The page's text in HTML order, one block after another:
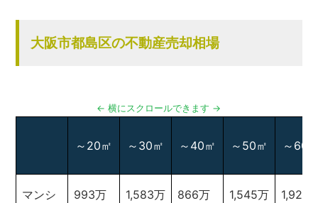
大阪市都島区の不動産売却相場
～20㎡ ～30㎡ ～40㎡ ～50㎡ ～60
マンシ
993万
1,583万
866万
1,545万
1,921